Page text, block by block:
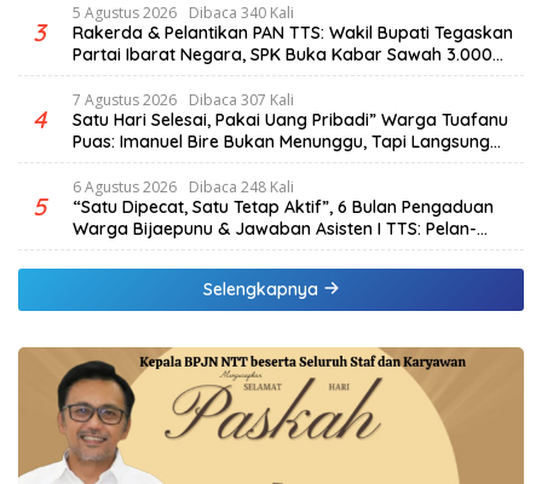
3
5 Agustus 2026 Dibaca 340 Kali
Rakerda & Pelantikan PAN TTS: Wakil Bupati Tegaskan
Partai Ibarat Negara, SPK Buka Kabar Sawah 3.000
Hektar & Larangan Politik Uang
4
7 Agustus 2026 Dibaca 307 Kali
Satu Hari Selesai, Pakai Uang Pribadi” Warga Tuafanu
Puas: Imanuel Bire Bukan Menunggu, Tapi Langsung
Bekerja
5
6 Agustus 2026 Dibaca 248 Kali
“Satu Dipecat, Satu Tetap Aktif”, 6 Bulan Pengaduan
Warga Bijaepunu & Jawaban Asisten I TTS: Pelan-
pelan, Tapi Pasti.
Selengkapnya